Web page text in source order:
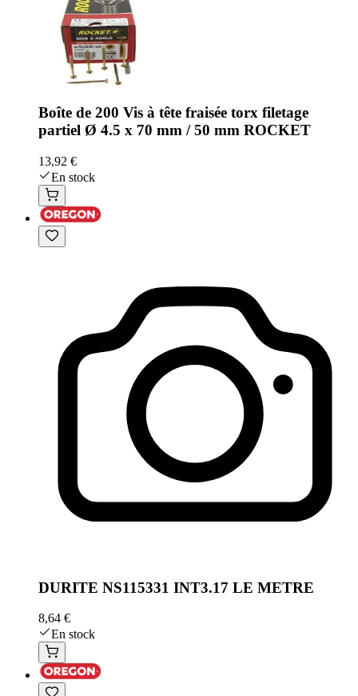
Boîte de 200 Vis à tête fraisée torx filetage
partiel Ø 4.5 x 70 mm / 50 mm ROCKET
13,92 €
En stock
DURITE NS115331 INT3.17 LE METRE
8,64 €
En stock